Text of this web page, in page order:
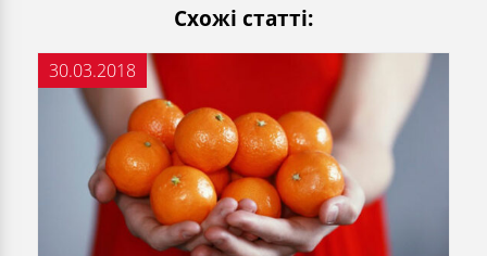
Схожі статті:
30.03.2018